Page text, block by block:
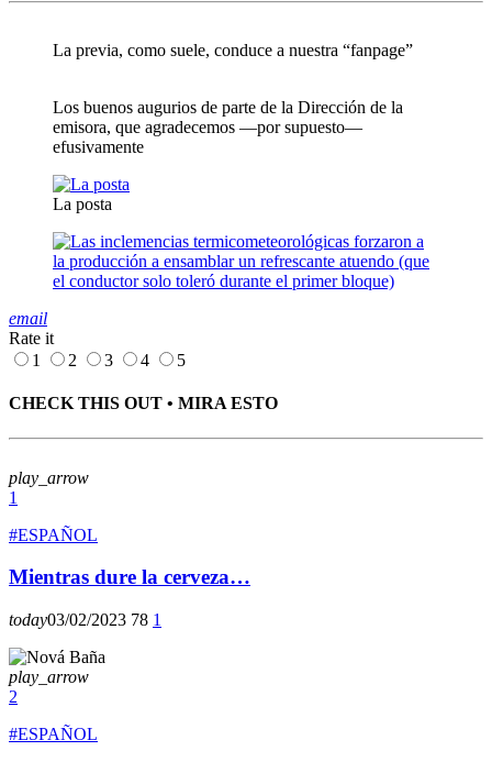
La previa, como suele, conduce a nuestra “fanpage”
Los buenos augurios de parte de la Dirección de la
emisora, que agradecemos —por supuesto—
efusivamente
La posta
email
Rate it
1
2 3 4 5
CHECK THIS OUT • MIRA ESTO
play_arrow
1
#ESPAÑOL
Mientras dure la cerveza…
today03/02/2023 78 1
play_arrow
2
#ESPAÑOL